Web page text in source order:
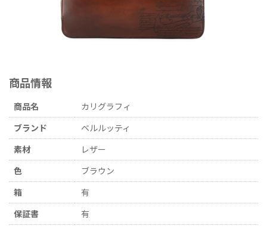
商品情報
商品名
カリグラフィ
ブランド
ベルルッティ
素材
レザー
色
ブラウン
箱
有
保証書
有